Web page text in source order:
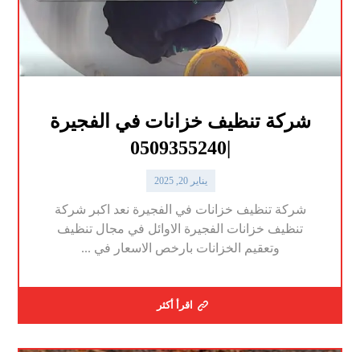
شركة تنظيف خزانات في الفجيرة
|0509355240
يناير 20, 2025
شركة تنظيف خزانات في الفجيرة نعد اكبر شركة
تنظيف خزانات الفجيرة الاوائل في مجال تنظيف
وتعقيم الخزانات بارخص الاسعار في ...
اقرأ أكثر